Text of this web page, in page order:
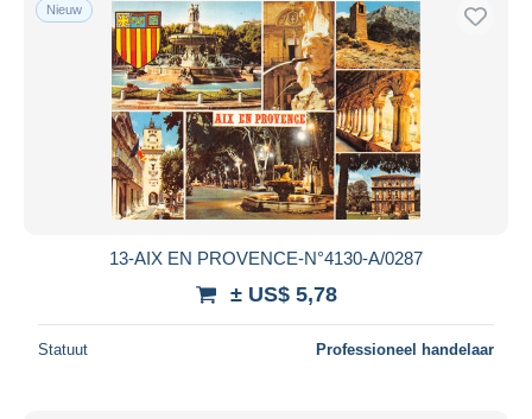
Nieuw
13-AIX EN PROVENCE-N°4130-A/0287
± US$ 5,78
Statuut Professioneel handelaar